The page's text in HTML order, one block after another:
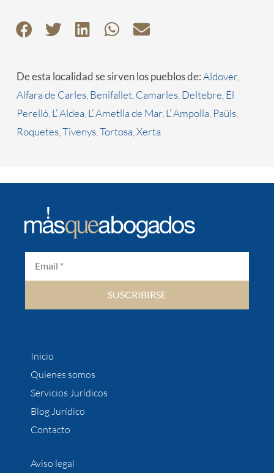
De esta localidad se sirven los pueblos de:Aldover,
Alfara de Carles,Benifallet,Camarles,Deltebre,El
Perelló,L’ Aldea,L’ Ametlla de Mar,L’ Ampolla, Paüls,
Roquetes,Tivenys,Tortosa,Xerta
SUSCRIBIRSE
Inicio
Quienes somos
Servicios Jurídicos
Blog Jurídico
Contacto
Aviso legal